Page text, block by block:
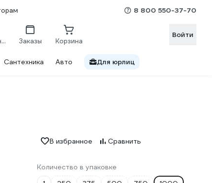
8 800 550-37-70
Сравнение Заказы Корзина
Войти
Сантехника Авто Для юрлиц
В избранное Сравнить
Количество в упаковке